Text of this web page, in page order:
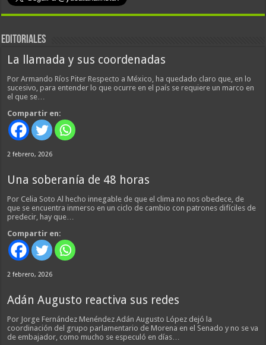
EDITORIALES
La llamada y sus coordenadas
Por Armando Ríos Piter Respecto a México, ha quedado claro que, en lo
sucesivo, para entender lo que ocurre en el país se requiere un marco en
el que se…
Compartir en:
2 febrero, 2026
Una soberanía de 48 horas
Por Celia Soto Al hecho innegable de que el clima no nos obedece, de
que se encuentra inmerso en un ciclo de cambio con patrones difíciles de
predecir, hay que…
Compartir en:
2 febrero, 2026
Adán Augusto reactiva sus redes
Por Jorge Fernández Menéndez Adán Augusto López dejó la
coordinación del grupo parlamentario de Morena en el Senado y no se va
de embajador, como mucho se especuló en días…